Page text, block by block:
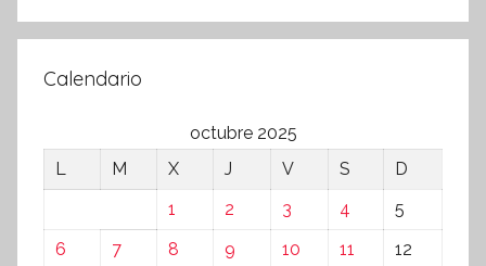
Calendario
octubre 2025
L
M X J V S
D
1
2 3 4
5
6
7 8 9 10 11
12